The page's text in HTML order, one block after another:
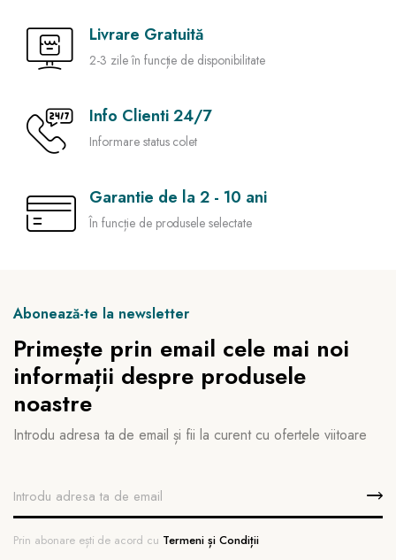
Livrare Gratuită
2-3 zile în funcție de disponibilitate
Info Clienti 24/7
Informare status colet
Garantie de la 2 - 10 ani
În funcție de produsele selectate
Abonează-te la newsletter
Primește prin email cele mai noi
informații despre produsele
noastre
Introdu adresa ta de email și fii la curent cu ofertele viitoare
Prin abonare ești de acord cu Termeni și Condiții